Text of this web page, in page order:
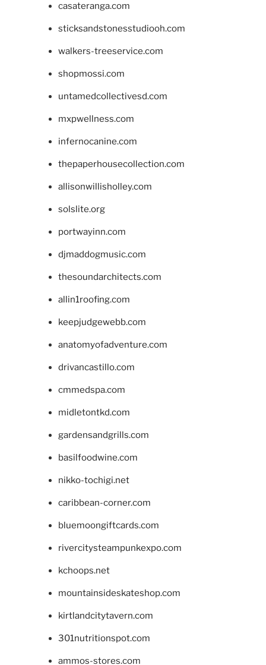
casateranga.com
sticksandstonesstudiooh.com
walkers-treeservice.com
shopmossi.com
untamedcollectivesd.com
mxpwellness.com
infernocanine.com
thepaperhousecollection.com
allisonwillisholley.com
solslite.org
portwayinn.com
djmaddogmusic.com
thesoundarchitects.com
allin1roofing.com
keepjudgewebb.com
anatomyofadventure.com
drivancastillo.com
cmmedspa.com
midletontkd.com
gardensandgrills.com
basilfoodwine.com
nikko-tochigi.net
caribbean-corner.com
bluemoongiftcards.com
rivercitysteampunkexpo.com
kchoops.net
mountainsideskateshop.com
kirtlandcitytavern.com
301nutritionspot.com
ammos-stores.com